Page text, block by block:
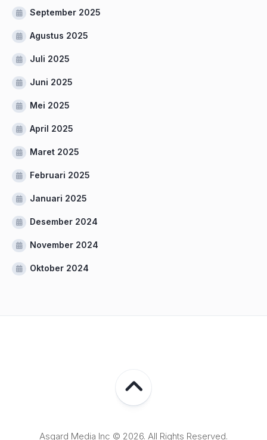
September 2025
Agustus 2025
Juli 2025
Juni 2025
Mei 2025
April 2025
Maret 2025
Februari 2025
Januari 2025
Desember 2024
November 2024
Oktober 2024
Asgard Media Inc © 2026. All Rights Reserved.